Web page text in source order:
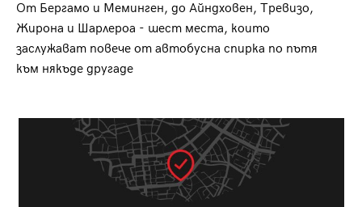
От Бергамо и Меминген, до Айндховен, Тревизо,
Жирона и Шарлероа - шест места, които
заслужават повече от автобусна спирка по пътя
към някъде другаде